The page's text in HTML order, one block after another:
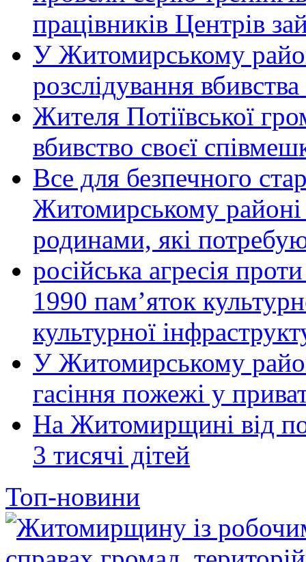
працівників Центрів
У Житомирському
розслідування
Жителя Потіївської
вбивство своєї
Все для безпечного
Житомирському районі
родинами, які
російська агресія
1990 пам’яток
культурної
У Житомирському
гасіння пожежі у
На Житомирщині від
3 тисячі дітей
Топ-новини